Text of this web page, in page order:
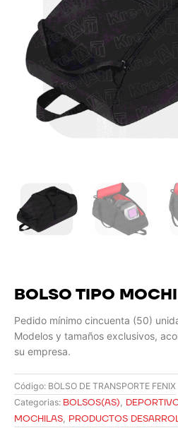
BOLSO TIPO
Pedido mínimo cincuenta (50)
Modelos y tamaños exclusivos,
su empresa.
Código: BOLSO DE TRANSPORTE FENIX
Categorias: BOLSOS(AS),
MOCHILAS, PRODUCTOS